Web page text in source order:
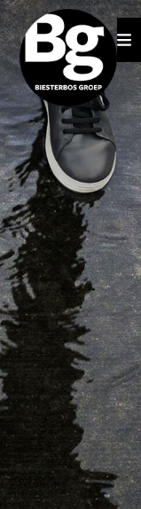
Skip
to
content